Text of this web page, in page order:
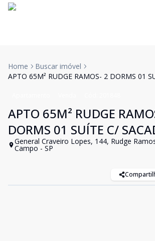
Home
Buscar imóvel
APTO 65M² RUDGE RAMOS- 2 DORMS 01
APTO 65M² RUDGE
DORMS 01 SUÍTE C/
General Craveiro Lopes, 144, Rudge
Campo - SP